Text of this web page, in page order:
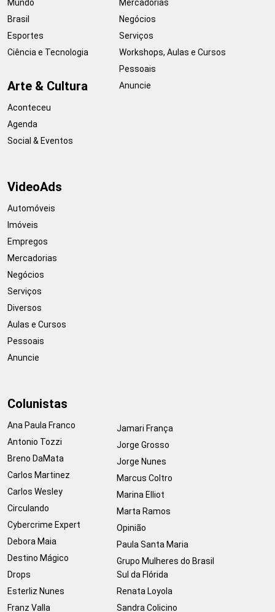
Mundo
Brasil
Esportes
Ciência e Tecnologia
Arte & Cultura
Aconteceu
Agenda
Social & Eventos
Mercadorias
Negócios
Serviços
Workshops, Aulas e Cursos
Pessoais
Anuncie
VideoAds
Automóveis
Imóveis
Empregos
Mercadorias
Negócios
Serviços
Diversos
Aulas e Cursos
Pessoais
Anuncie
Colunistas
Ana Paula Franco
Antonio Tozzi
Breno DaMata
Carlos Martinez
Carlos Wesley
Circulando
Cybercrime Expert
Debora Maia
Destino Mágico
Drops
Esterliz Nunes
Franz Valla
Jamari França
Jorge Grosso
Jorge Nunes
Marcus Coltro
Marina Elliot
Marta Ramos
Opinião
Paula Santa Maria
Grupo Mulheres do Brasil
Sul da Flórida
Renata Loyola
Sandra Colicino